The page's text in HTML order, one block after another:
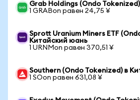
Grab Holdings (Ondo
1 GRABon равен 24,75 ¥
Sprott Uranium Miners ETF
Китайский юань
1 URNMon равен 370,51 ¥
Southern (Ondo Tokenized) в
1 SOon равен 631,08 ¥